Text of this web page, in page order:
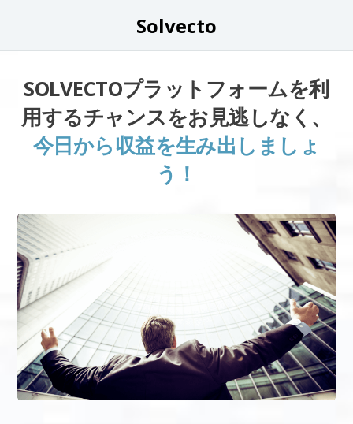
Solvecto
SOLVECTOプラットフォームを利
用するチャンスをお見逃しなく、
今日から収益を生み出しましょ
う！